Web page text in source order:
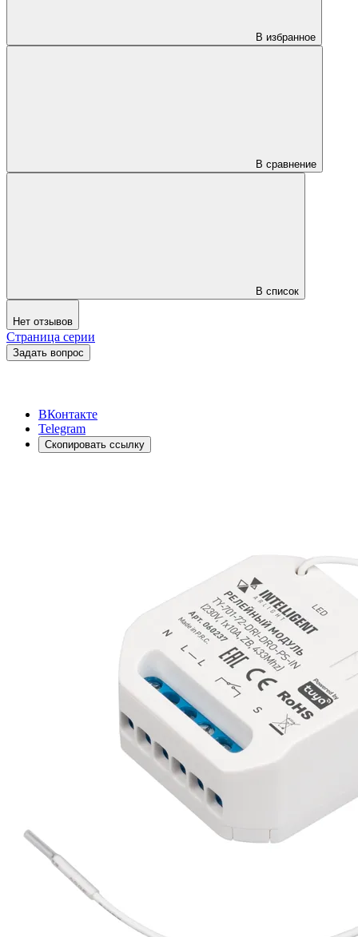
В избранное
В сравнение
В список
Нет отзывов
Страница серии
Задать вопрос
ВКонтакте
Telegram
Скопировать ссылку